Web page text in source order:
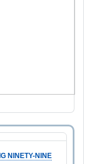
NINETY-NINE